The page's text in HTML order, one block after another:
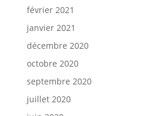
février 2021
janvier 2021
décembre 2020
octobre 2020
septembre 2020
juillet 2020